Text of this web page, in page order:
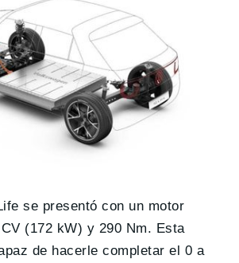
se presentó con un motor
(172 kW) y 290 Nm. Esta
de hacerle completar el 0 a